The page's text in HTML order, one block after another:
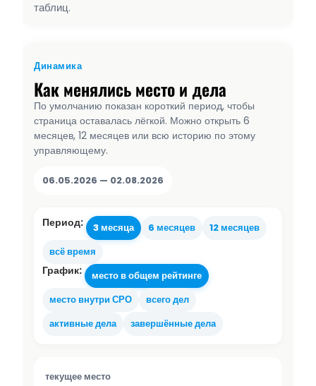
таблиц.
Динамика
Как менялись место и дела
По умолчанию показан короткий период, чтобы
страница оставалась лёгкой. Можно открыть 6
месяцев, 12 месяцев или всю историю по этому
управляющему.
06.05.2026 — 02.08.2026
Период: 3 месяца 6 месяцев
12 месяцев
всё время
График:
место в общем рейтинге
место внутри СРО
всего дел
активные дела
завершённые дела
текущее место